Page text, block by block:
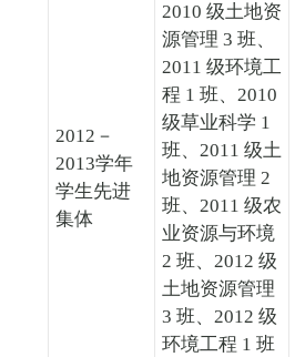
2012－
2013学年
学生先进
集体
2010 级土地资
源管理 3 班、
2011 级环境工
程 1 班、2010
级草业科学 1
班、2011 级土
地资源管理 2
班、2011 级农
业资源与环境
2 班、2012 级
土地资源管理
3 班、2012 级
环境工程 1 班